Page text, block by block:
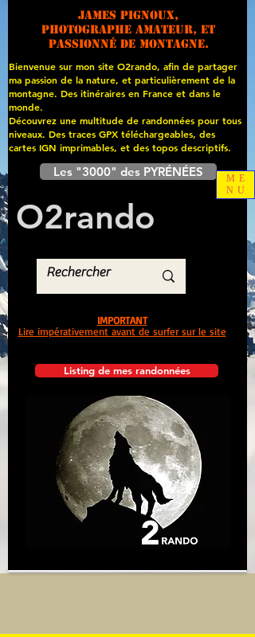
James PIGNOUX,
photographe amateur, et
passionné de montagne.
Bienvenue sur mon site O2rando, afin de partager
ma passion de la nature, et particulièrement de la
montagne. Des itinéraires en France et dans le
monde.
Découvrez une multitude de randonnées pour tous
niveaux. Des traces GPX téléchargeables, des
cartes IGN imprimables, et des topos descriptifs.
Les "3000" des PYRÉNÉES
O2rando
Listing de mes randonnées
IMPORTANT
Lire impérativement avant de surfer sur le site
ME
NU